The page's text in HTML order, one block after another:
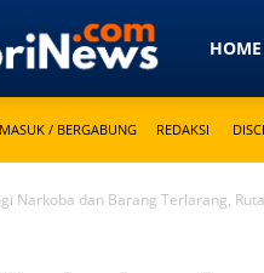
HOME
MASUK / BERGABUNG REDAKSI
Narkoba dan Barang Terlarang,